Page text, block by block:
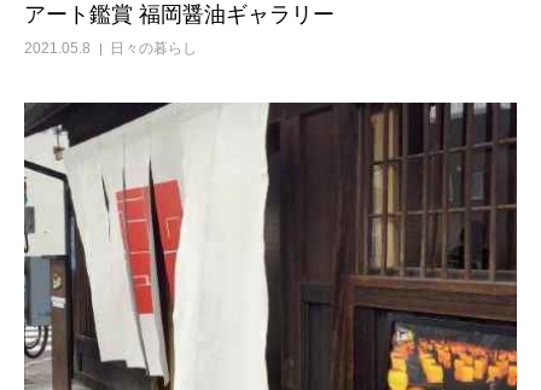
アート鑑賞 福岡醤油ギャラリー
2021.05.8 日々の暮らし
会社概要